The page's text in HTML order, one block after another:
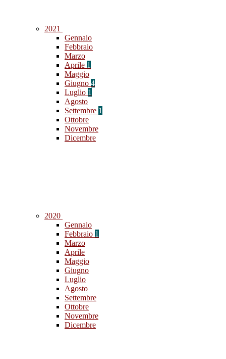
2021
Gennaio
Febbraio
Marzo
Aprile 1
Maggio
Giugno 4
Luglio 1
Agosto
Settembre 1
Ottobre
Novembre
Dicembre
2020
Gennaio
Febbraio 1
Marzo
Aprile
Maggio
Giugno
Luglio
Agosto
Settembre
Ottobre
Novembre
Dicembre